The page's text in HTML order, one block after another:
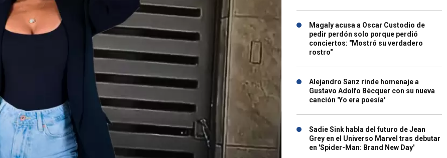
Magaly acusa a Oscar Custodio de
pedir perdón solo porque perdió
conciertos: "Mostró su verdadero
rostro"
Alejandro Sanz rinde homenaje a
Gustavo Adolfo Bécquer con su nueva
canción 'Yo era poesía'
Sadie Sink habla del futuro de Jean
Grey en el Universo Marvel tras debutar
en 'Spider-Man: Brand New Day'